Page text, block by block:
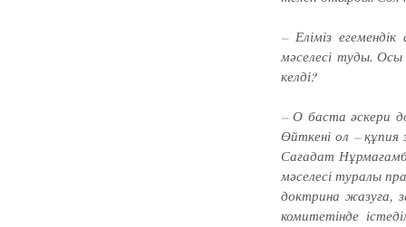
– Еліміз
мәселесі туды.
келді?
– О баста әскери
Өйткені ол – құпия
Сағадат
мәселесі туралы
доктрина жазуға,
комитетінде